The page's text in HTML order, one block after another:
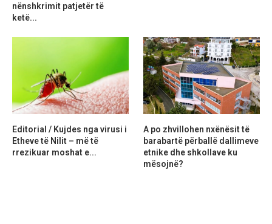
nënshkrimit patjetër të
ketë...
Editorial / Kujdes nga virusi i
Etheve të Nilit – më të
rrezikuar moshat e...
A po zhvillohen nxënësit të
barabartë përballë dallimeve
etnike dhe shkollave ku
mësojnë?